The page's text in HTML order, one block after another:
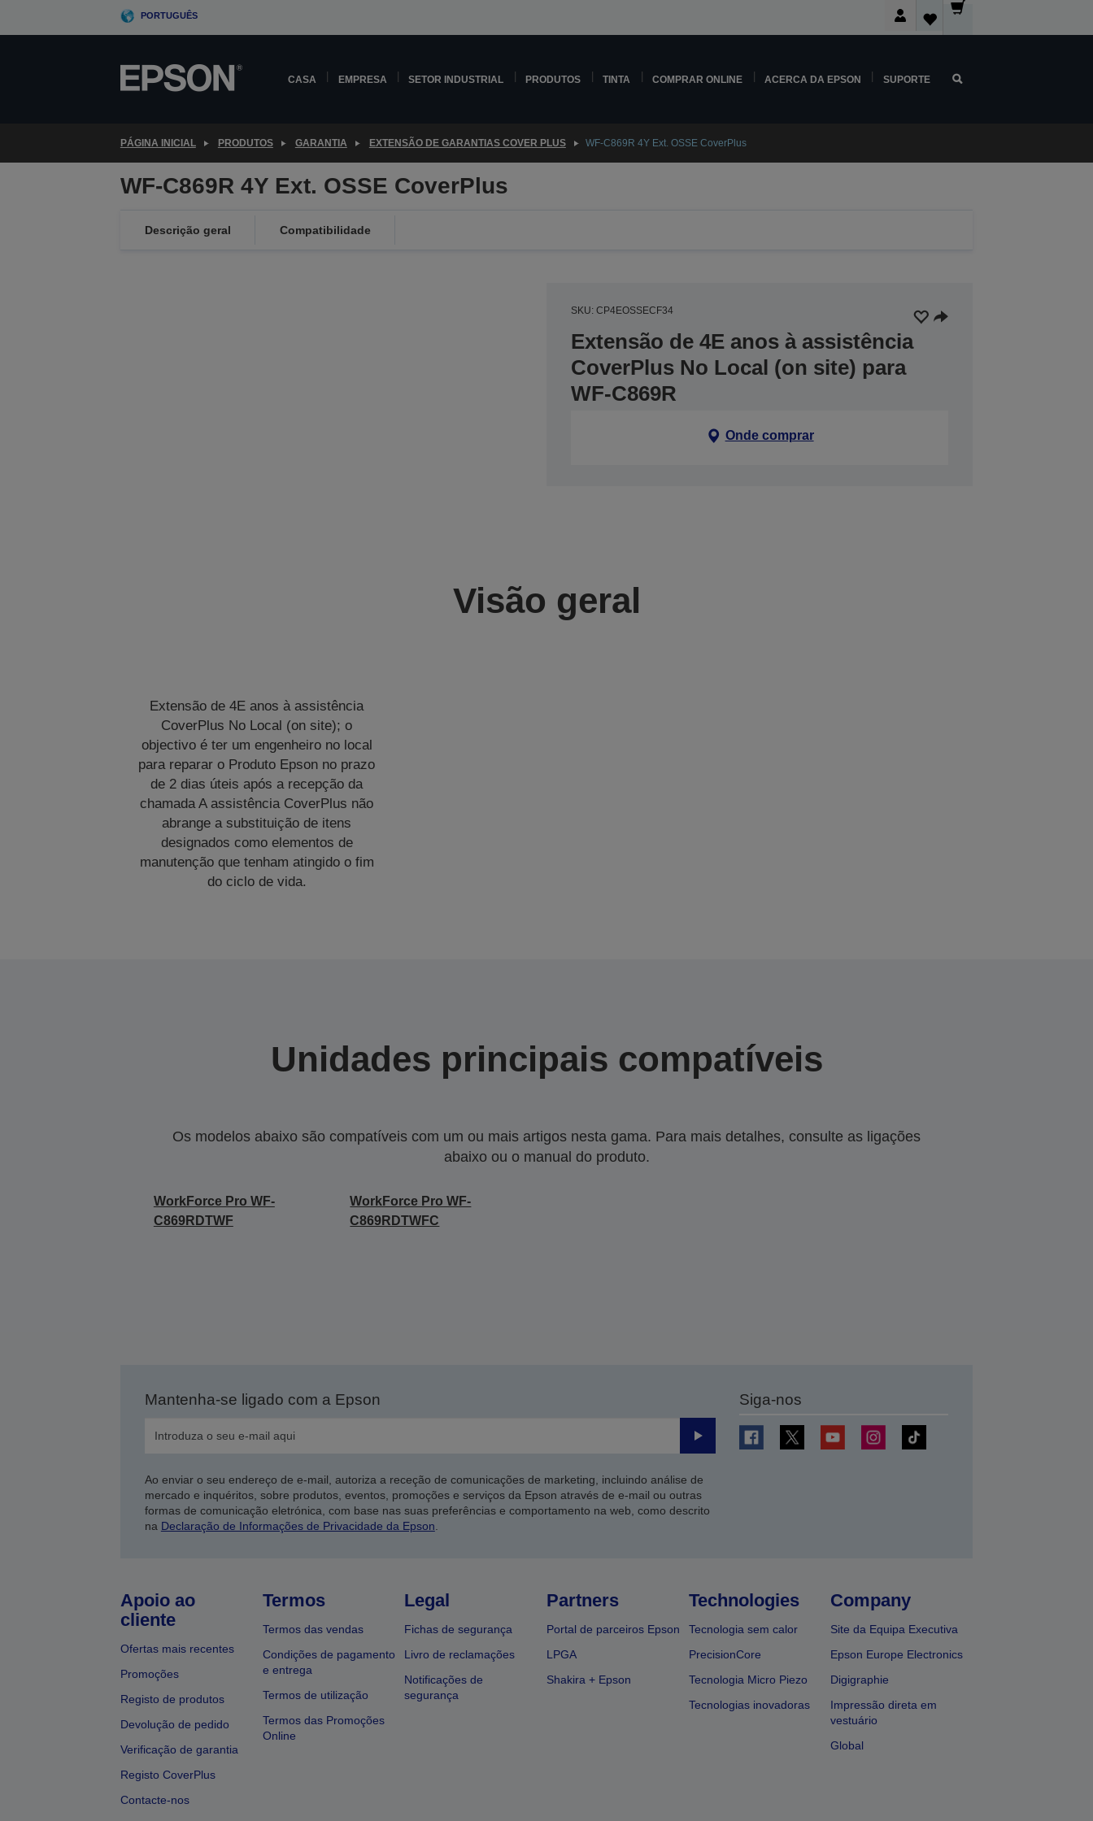
PORTUGUÊS
CASA EMPRESA SETOR INDUSTRIAL PRODUTOS TINTA COMPRAR ONLINE ACERCA DA EPSON SUPORTE
PÁGINA INICIAL PRODUTOS GARANTIA EXTENSÃO DE GARANTIAS COVER PLUS WF-C869R 4Y Ext. OSSE CoverPlus
WF-C869R 4Y Ext. OSSE CoverPlus
Descrição geral Compatibilidade
SKU: CP4EOSSECF34
Extensão de 4E anos à assistência
CoverPlus No Local (on site) para
WF-C869R
Onde comprar
Visão geral
Extensão de 4E anos à assistência
CoverPlus No Local (on site); o
objectivo é ter um engenheiro no local
para reparar o Produto Epson no prazo
de 2 dias úteis após a recepção da
chamada A assistência CoverPlus não
abrange a substituição de itens
designados como elementos de
manutenção que tenham atingido o fim
do ciclo de vida.
Unidades principais compatíveis
Os modelos abaixo são compatíveis com um ou mais artigos nesta gama. Para mais detalhes, consulte as ligações
abaixo ou o manual do produto.
WorkForce Pro WF-
C869RDTWF
WorkForce Pro WF-
C869RDTWFC
Mantenha-se ligado com a Epson
Enviar
Ao enviar o seu endereço de e-mail, autoriza a receção de comunicações de marketing, incluindo análise de
mercado e inquéritos, sobre produtos, eventos, promoções e serviços da Epson através de e-mail ou outras
formas de comunicação eletrónica, com base nas suas preferências e comportamento na web, como descrito
na Declaração de Informações de Privacidade da Epson
Siga-nos
Apoio ao
cliente
Ofertas mais recentes
Promoções
Registo de produtos
Devolução de pedido
Verificação de garantia
Registo CoverPlus
Contacte-nos
Termos
Termos das vendas
Condições de pagamento
e entrega
Termos de utilização
Termos das Promoções
Online
Legal
Fichas de segurança
Livro de reclamações
Notificações de
segurança
Partners
Portal de parceiros Epson
LPGA
Shakira + Epson
Technologies
Tecnologia sem calor
PrecisionCore
Tecnologia Micro Piezo
Tecnologias inovadoras
Company
Site da Equipa Executiva
Epson Europe Electronics
Digigraphie
Impressão direta em
vestuário
Global